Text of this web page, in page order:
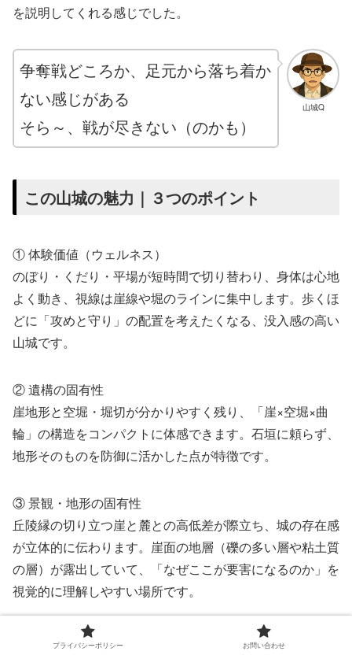
を説明してくれる感じでした。
山城Q
争奪戦どころか、足元から落ち着か
ない感じがある
そら～、戦が尽きない（のかも）
この山城の魅力｜３つのポイント
① 体験価値（ウェルネス）
のぼり・くだり・平場が短時間で切り替わり、身体は心地
よく動き、視線は崖線や堀のラインに集中します。歩くほ
どに「攻めと守り」の配置を考えたくなる、没入感の高い
山城です。
② 遺構の固有性
崖地形と空堀・堀切が分かりやすく残り、「崖×空堀×曲
輪」の構造をコンパクトに体感できます。石垣に頼らず、
地形そのものを防御に活かした点が特徴です。
③ 景観・地形の固有性
丘陵縁の切り立つ崖と麓との高低差が際立ち、城の存在感
が立体的に伝わります。崖面の地層（礫の多い層や粘土質
の層）が露出していて、「なぜここが要害になるのか」を
視覚的に理解しやすい場所です。
プライバシーポリシー お問い合わせ